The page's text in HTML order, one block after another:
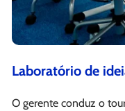
Laboratório de
O gerente conduz o